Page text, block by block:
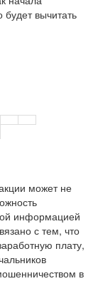
будет вычитать
может не
информацией
с тем, что
плату,
в